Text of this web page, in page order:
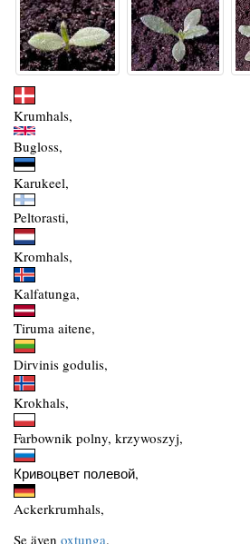
Krumhals,
Bugloss,
Karukeel,
Peltorasti,
Kromhals,
Kalfatunga,
Tiruma aitene,
Dirvinis godulis,
Krokhals,
Farbownik polny, krzywoszyj,
Кривоцвет полевой,
Ackerkrumhals,
Se även oxtunga.